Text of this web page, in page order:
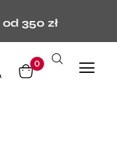
350 zł
0